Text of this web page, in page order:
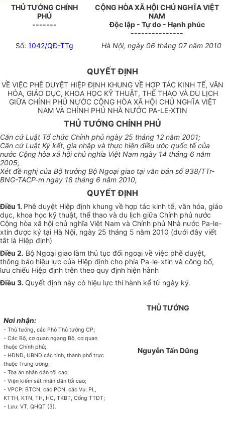
THỦ TƯỚNG CHÍNH
PHỦ
-------
CỘNG HÒA XÃ HỘI CHỦ NGHĨA VIỆT
NAM
Độc lập - Tự do - Hạnh phúc
---------------
Số: 1042/QĐ-TTg Hà Nội, ngày 06 tháng 07 năm 2010
QUYẾT ĐỊNH
VỀ VIỆC PHÊ DUYỆT HIỆP ĐỊNH KHUNG VỀ HỢP TÁC KINH TẾ, VĂN
HÓA, GIÁO DỤC, KHOA HỌC KỸ THUẬT, THỂ THAO VÀ DU LỊCH
GIỮA CHÍNH PHỦ NƯỚC CỘNG HÒA XÃ HỘI CHỦ NGHĨA VIỆT
NAM VÀ CHÍNH PHỦ NHÀ NƯỚC PA-LE-XTIN
THỦ TƯỚNG CHÍNH PHỦ
Căn cứ Luật Tổ chức Chính phủ ngày 25 tháng 12 năm 2001;
Căn cứ Luật Ký kết, gia nhập và thực hiện điều ước quốc tế của
nước Cộng hòa xã hội chủ nghĩa Việt Nam ngày 14 tháng 6 năm
2005;
Xét đề nghị của Bộ trưởng Bộ Ngoại giao tại văn bản số 938/TTr-
BNG-TACP-m ngày 18 tháng 6 năm 2010,
QUYẾT ĐỊNH
Điều 1. Phê duyệt Hiệp định khung về hợp tác kinh tế, văn hóa, giáo
dục, khoa học kỹ thuật, thể thao và du lịch giữa Chính phủ nước
Cộng hòa xã hội chủ nghĩa Việt Nam và Chính phủ Nhà nước Pa-le-
xtin được ký tại Hà Nội, ngày 25 tháng 5 năm 2010 (dưới đây viết
tắt là Hiệp định)
Điều 2. Bộ Ngoại giao làm thủ tục đối ngoại về việc phê duyệt,
thông báo hiệu lực của Hiệp định cho phía Pa-le-xtin và công bố,
lưu chiểu Hiệp định trên theo quy định hiện hành
Điều 3. Quyết định này có hiệu lực thi hành kể từ ngày ký.
Nơi nhận:
- Thủ tướng, các Phó Thủ tướng CP;
- Các Bộ, cơ quan ngang Bộ, cơ quan
thuộc Chính phủ;
- HĐND, UBND các tỉnh, thành phố trực
thuộc Trung ương;
- Tòa án nhân dân tối cao;
- Viện kiểm sát nhân dân tối cao;
- VPCP: BTCN, các PCN, các Vụ: PL,
KTTH, KTN, TH, HC, TKBT, Cổng TTĐT;
- Lưu: VT, QHQT (3).
THỦ TƯỚNG
Nguyễn Tấn Dũng